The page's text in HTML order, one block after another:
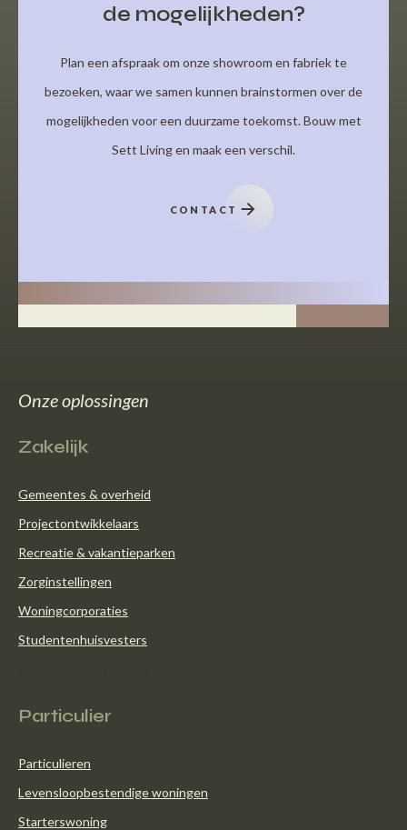
de mogelijkheden?
Plan een afspraak om onze showroom en fabriek te
bezoeken, waar we samen kunnen brainstormen over de
mogelijkheden voor een duurzame toekomst. Bouw met
Sett Living en maak een verschil.
CONTACT
Onze oplossingen
Zakelijk
Gemeentes & overheid
Projectontwikkelaars
Recreatie & vakantieparken
Zorginstellingen
Woningcorporaties
Studentenhuisvesters
Particulier
Particulieren
Levensloopbestendige woningen
Starterswoning